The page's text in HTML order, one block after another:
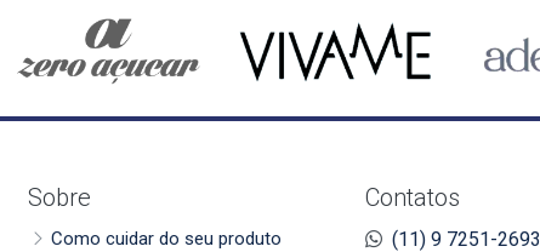
Contatos
(11) 9 7251-2693
Sobre
Como cuidar do seu produto